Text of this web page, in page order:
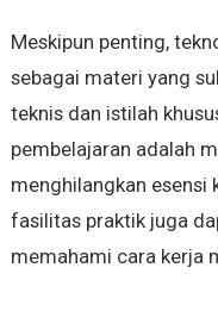
Meskipun penting,
sebagai materi yang
teknis dan istilah
pembelajaran adalah
menghilangkan esensi
fasilitas praktik juga
memahami cara kerja